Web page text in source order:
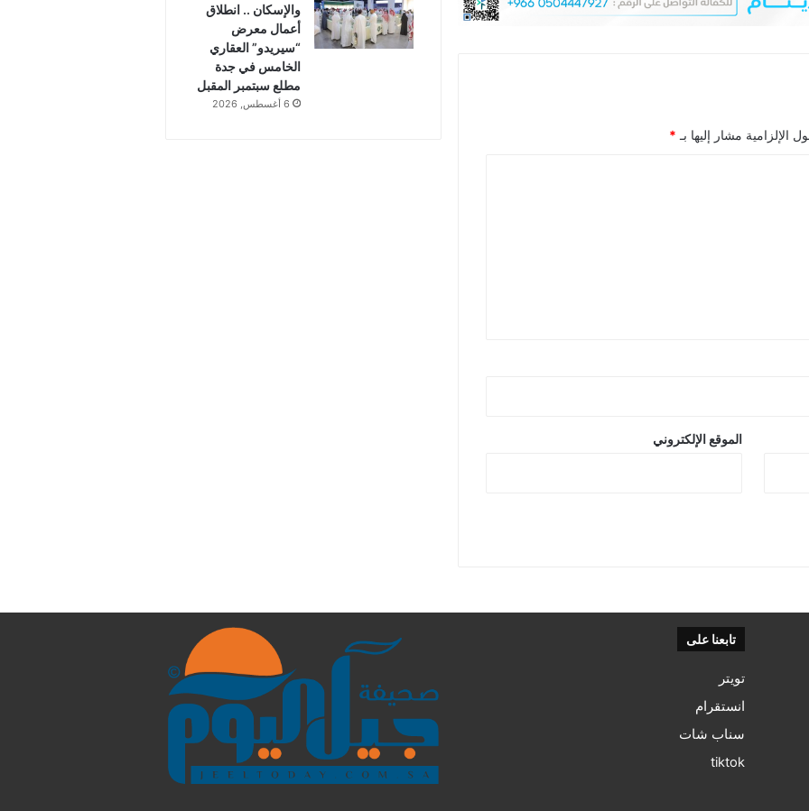
الإلزامية مشار إليها بـ *
الموقع الإلكتروني
والإسكان .. انطلاق
أعمال معرض
“سيريدو” العقاري
الخامس في جدة
مطلع سبتمبر المقبل
6 أغسطس, 2026
تابعنا على
تويتر
انستقرام
سناب شات
tiktok